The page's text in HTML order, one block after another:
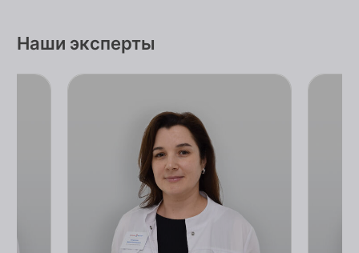
Наши эксперты